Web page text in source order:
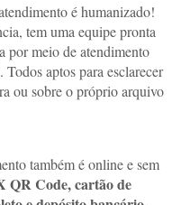
é humanizado!
tem uma equipe pronta
por meio de atendimento
. Todos aptos para esclarecer
ou sobre o próprio arquivo
também é online e sem
QR Code, cartão de